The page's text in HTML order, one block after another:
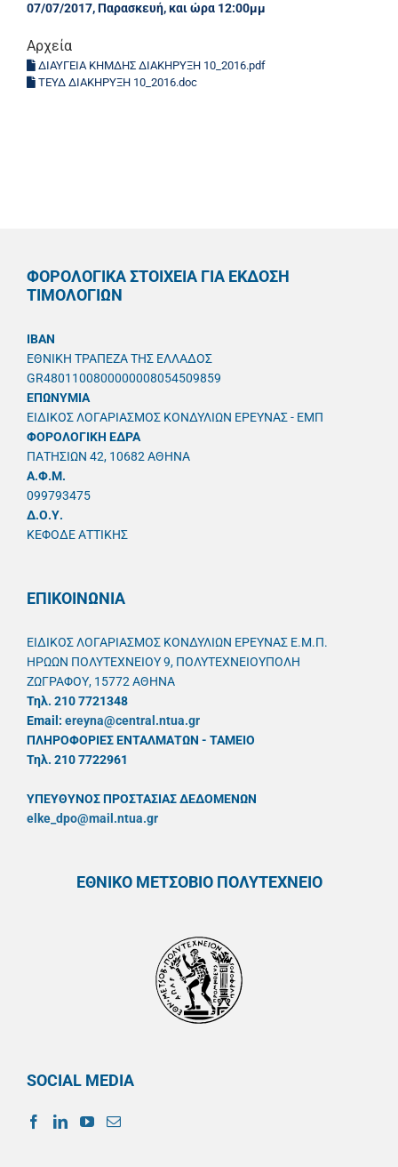
07/07/2017, Παρασκευή, και ώρα 12:00μμ
Αρχεία
ΔΙΑΥΓΕΙΑ ΚΗΜΔΗΣ ΔΙΑΚΗΡΥΞΗ 10_2016.pdf
ΤΕΥΔ ΔΙΑΚΗΡΥΞΗ 10_2016.doc
ΦΟΡΟΛΟΓΙΚΑ ΣΤΟΙΧΕΙΑ ΓΙΑ ΕΚΔΟΣΗ
ΤΙΜΟΛΟΓΙΩΝ
IBAN
ΕΘΝΙΚΗ ΤΡΑΠΕΖΑ ΤΗΣ ΕΛΛΑΔΟΣ
GR4801100800000008054509859
ΕΠΩΝΥΜΙΑ
ΕΙΔΙΚΟΣ ΛΟΓΑΡΙΑΣΜΟΣ ΚΟΝΔΥΛΙΩΝ ΕΡΕΥΝΑΣ - ΕΜΠ
ΦΟΡΟΛΟΓΙΚΗ ΕΔΡΑ
ΠΑΤΗΣΙΩΝ 42, 10682 ΑΘΗΝΑ
A.Φ.Μ.
099793475
Δ.Ο.Υ.
ΚΕΦΟΔΕ ΑΤΤΙΚΗΣ
ΕΠΙΚΟΙΝΩΝΙΑ
ΕΙΔΙΚΟΣ ΛΟΓΑΡΙΑΣΜΟΣ ΚΟΝΔΥΛΙΩΝ ΕΡΕΥΝΑΣ Ε.Μ.Π.
ΗΡΩΩΝ ΠΟΛΥΤΕΧΝΕΙΟΥ 9, ΠΟΛΥΤΕΧΝΕΙΟΥΠΟΛΗ
ΖΩΓΡΑΦΟΥ, 15772 ΑΘΗΝΑ
Τηλ. 210 7721348
Email: ereyna@central.ntua.gr
ΠΛΗΡΟΦΟΡΙΕΣ ΕΝΤΑΛΜΑΤΩΝ - ΤΑΜΕΙΟ
Τηλ. 210 7722961
ΥΠΕΥΘYΝΟΣ ΠΡΟΣΤΑΣΙΑΣ ΔΕΔΟΜΕΝΩΝ
elke_dpo@mail.ntua.gr
ΕΘΝΙΚΟ ΜΕΤΣΟΒΙΟ ΠΟΛΥΤΕΧΝΕΙΟ
SOCIAL MEDIA